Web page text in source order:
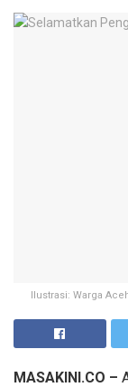
Ilustrasi: Warga
MASAKINI.CO –